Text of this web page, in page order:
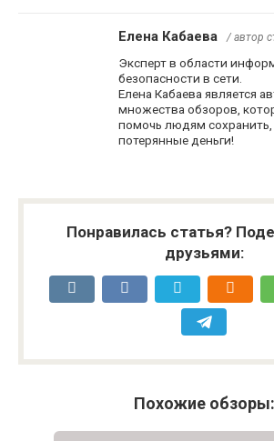
Елена Кабаева / автор
Эксперт в области
безопасности в сети.
Елена Кабаева является
множества обзоров,
помочь людям сохранить,
потерянные деньги!
Понравилась статья?
друзьями:
Похожие обзоры: